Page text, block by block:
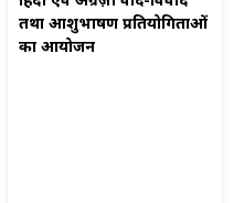
तथा आशुभाषण प्रतियोगिताओं
का आयोजन